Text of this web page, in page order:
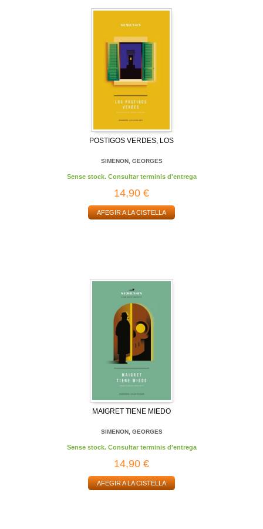
POSTIGOS VERDES, LOS
SIMENON, GEORGES
Sense stock. Consultar terminis d'entrega
14,90 €
AFEGIR A LA CISTELLA
MAIGRET TIENE MIEDO
SIMENON, GEORGES
Sense stock. Consultar terminis d'entrega
14,90 €
AFEGIR A LA CISTELLA